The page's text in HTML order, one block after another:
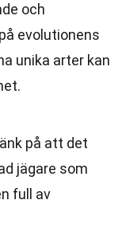
och
evolutionens
unika arter kan
på att det
jägare som
full av